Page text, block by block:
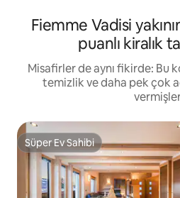
Fiemme Vadisi
puanlı kiralık
Misafirler de aynı fikirde: Bu
temizlik ve daha pek çok
Süper Ev Sahibi
Süper Ev Sahibi